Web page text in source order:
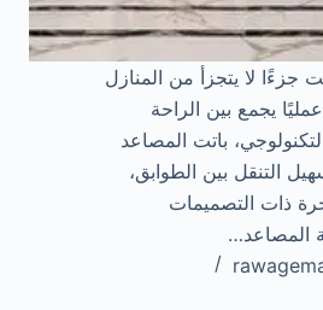
جزءًا لا يتجزأ من المنازل
يجمع بين الراحة
باتت المصاعد
التنقل بين الطوابق،
ذات التصميمات
المصاعد…